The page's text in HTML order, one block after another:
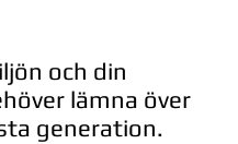
och din
lämna över
generation.